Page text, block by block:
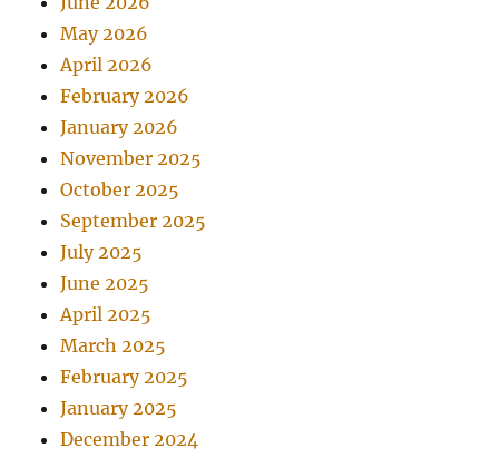
May 2026
April 2026
February 2026
January 2026
November 2025
October 2025
September 2025
July 2025
June 2025
April 2025
March 2025
February 2025
January 2025
December 2024